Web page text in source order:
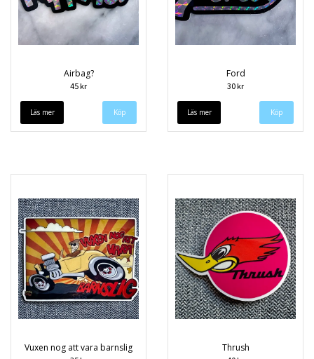
Airbag?
45 kr
Läs mer
Ford
30 kr
Läs mer
Vuxen nog att vara barnslig Thrush